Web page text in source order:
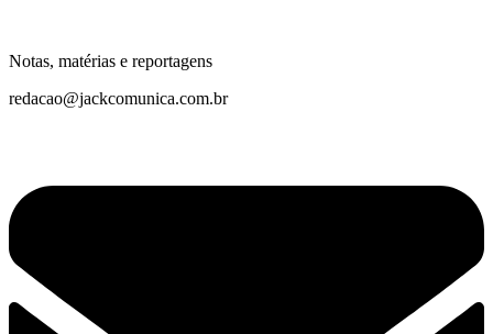
Notas, matérias e reportagens
redacao@jackcomunica.com.br